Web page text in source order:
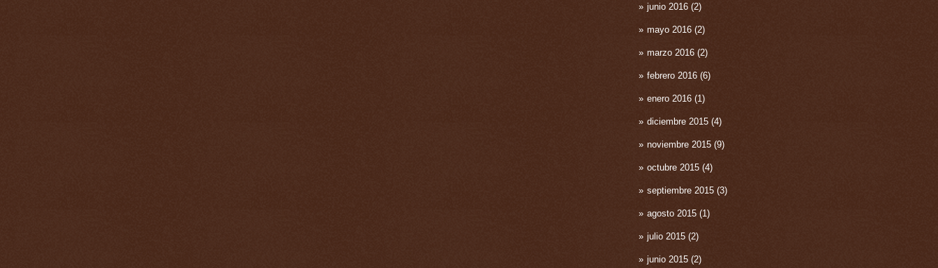
junio 2016 (2)
mayo 2016 (2)
marzo 2016 (2)
febrero 2016 (6)
enero 2016 (1)
diciembre 2015 (4)
noviembre 2015 (9)
octubre 2015 (4)
septiembre 2015 (3)
agosto 2015 (1)
julio 2015 (2)
junio 2015 (2)